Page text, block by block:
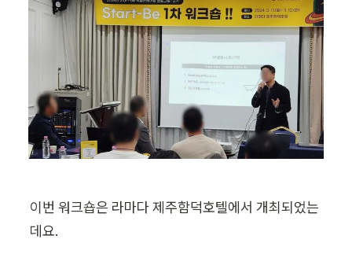
이번 워크숍은 라마다 제주함덕호텔에서 개최되었는
데요.